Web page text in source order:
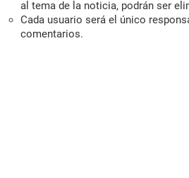
al tema de la noticia, podrán ser
Cada usuario será el único
comentarios.